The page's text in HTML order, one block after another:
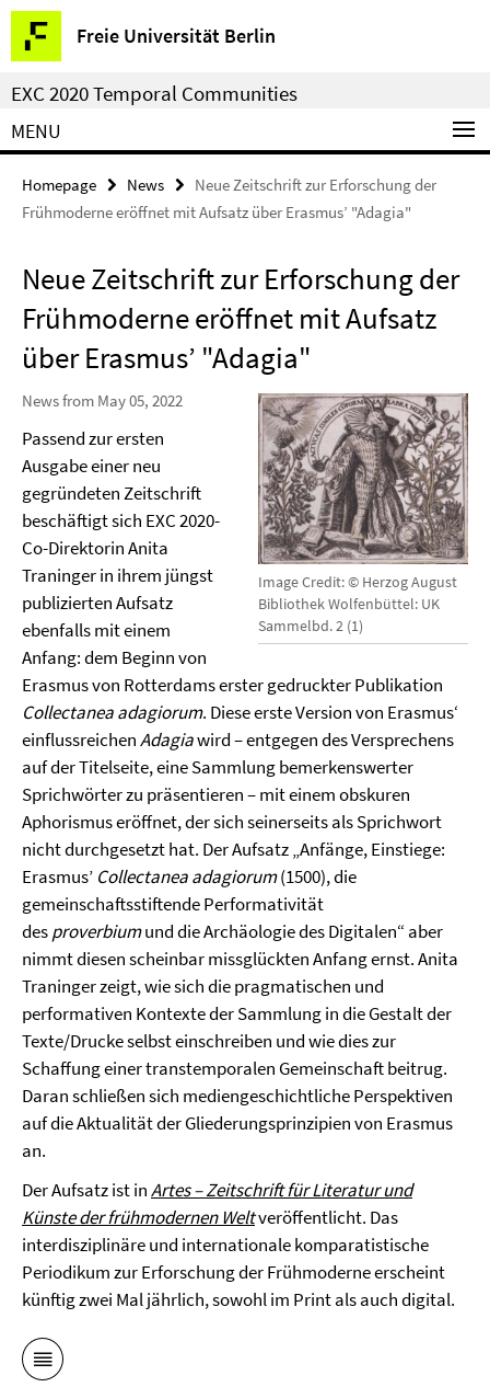
Springe
direkt
zu
Inhalt
Freie Universität Berlin
Service
Navigation
EXC 2020 Temporal Communities
MENU
Homepage News
Neue Zeitschrift zur Erforschung der
Frühmoderne eröffnet mit Aufsatz über Erasmus’ "Adagia"
Neue Zeitschrift zur Erforschung der
Frühmoderne eröffnet mit Aufsatz
über Erasmus’ "Adagia"
Image Credit: © Herzog August
Bibliothek Wolfenbüttel: UK
Sammelbd. 2 (1)
News from May 05, 2022
Passend zur ersten
Ausgabe einer neu
gegründeten Zeitschrift
beschäftigt sich EXC 2020-
Co-Direktorin Anita
Traninger in ihrem jüngst
publizierten Aufsatz
ebenfalls mit einem
Anfang: dem Beginn von
Erasmus von Rotterdams erster gedruckter Publikation
Collectanea adagiorum. Diese erste Version von Erasmus‘
einflussreichenAdagiawird – entgegen des Versprechens
auf der Titelseite, eine Sammlung bemerkenswerter
Sprichwörter zu präsentieren – mit einem obskuren
Aphorismus eröffnet, der sich seinerseits als Sprichwort
nicht durchgesetzt hat. Der Aufsatz „Anfänge, Einstiege:
Erasmus’ Collectanea adagiorum(1500), die
gemeinschaftsstiftende Performativität
desproverbiumund die Archäologie des Digitalen“ aber
nimmt diesen scheinbar missglückten Anfang ernst. Anita
Traninger zeigt, wie sich die pragmatischen und
performativen Kontexte der Sammlung in die Gestalt der
Texte/Drucke selbst einschreiben und wie dies zur
Schaffung einer transtemporalen Gemeinschaft beitrug.
Daran schließen sich mediengeschichtliche Perspektiven
auf die Aktualität der Gliederungsprinzipien von Erasmus
an.
Der Aufsatz ist inArtes – Zeitschrift für Literatur und
Künste der frühmodernen Weltveröffentlicht. Das
interdisziplinäre und internationale komparatistische
Periodikum zur Erforschung der Frühmoderne erscheint
künftig zwei Mal jährlich, sowohl im Print als auch digital.